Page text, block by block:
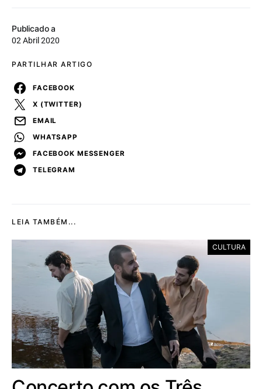
Publicado a
02 Abril 2020
PARTILHAR ARTIGO
FACEBOOK
X (TWITTER)
EMAIL
WHATSAPP
FACEBOOK MESSENGER
TELEGRAM
LEIA TAMBÉM...
CULTURA